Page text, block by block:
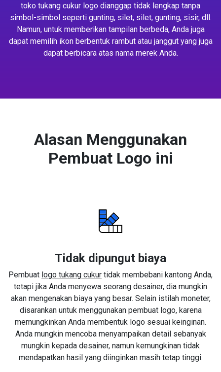
toko tukang cukur logo dianggap tidak lengkap tanpa
simbol-simbol seperti gunting, silet, silet, gunting, sisir, dll.
Namun, untuk memberikan tampilan berbeda, Anda juga
dapat memilih ikon berbentuk rambut atau janggut yang juga
dapat berbicara atas nama merek Anda.
Alasan Menggunakan
Pembuat Logo ini
Tidak dipungut biaya
Pembuat logo tukang cukur tidak membebani kantong Anda,
tetapi jika Anda menyewa seorang desainer, dia mungkin
akan mengenakan biaya yang besar. Selain istilah moneter,
disarankan untuk menggunakan pembuat logo, karena
memungkinkan Anda membentuk logo sesuai keinginan.
Anda mungkin mencoba menyampaikan detail sebanyak
mungkin kepada desainer, namun kemungkinan tidak
mendapatkan hasil yang diinginkan masih tetap tinggi.